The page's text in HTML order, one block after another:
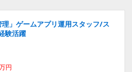
理」ゲームアプリ運用スタッフ/ス
験活躍
円